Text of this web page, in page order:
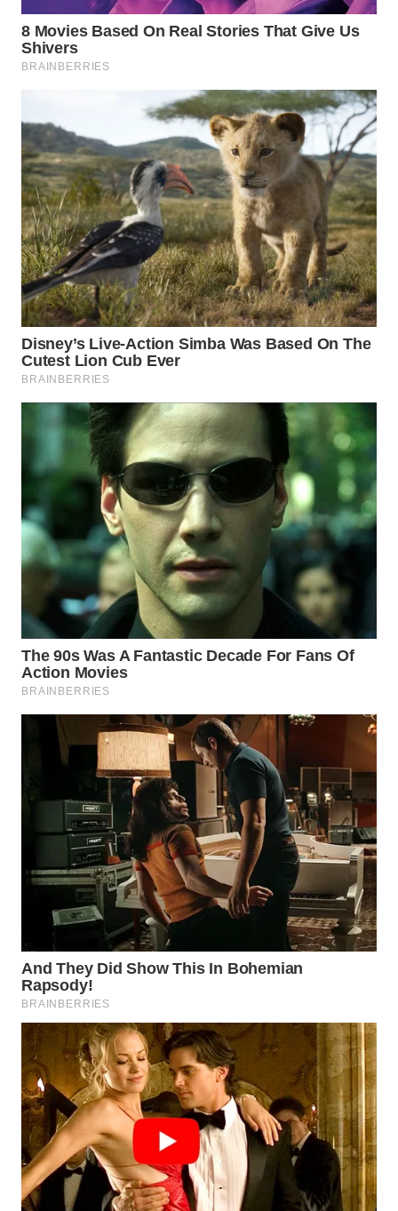
WN
TAPANULI
TENGAH
WN DELI
SERDANG
WN
TEBING
TINGGI
WN
PAKPAK
WN
KARAWANG
WN
WN
WN
DEPOK
WN
TAPANULI
UTARA
WN
WN
PADANG
WN
SUMEDANG
CIANJUR
WN
KEPULAUAN
SERIBU
WN
TANGERANG
WN
BINJAI
WN
CIREBON